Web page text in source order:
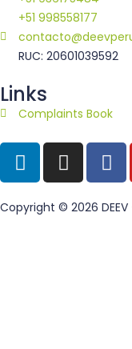
+51 998558177
RUC: 20601039592
Links
Complaints Book
Copyright © 2026